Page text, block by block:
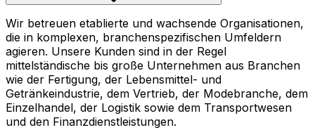
Wir betreuen etablierte und wachsende Organisationen,
die in komplexen, branchenspezifischen Umfeldern
agieren. Unsere Kunden sind in der Regel
mittelständische bis große Unternehmen aus Branchen
wie der Fertigung, der Lebensmittel- und
Getränkeindustrie, dem Vertrieb, der Modebranche, dem
Einzelhandel, der Logistik sowie dem Transportwesen
und den Finanzdienstleistungen.